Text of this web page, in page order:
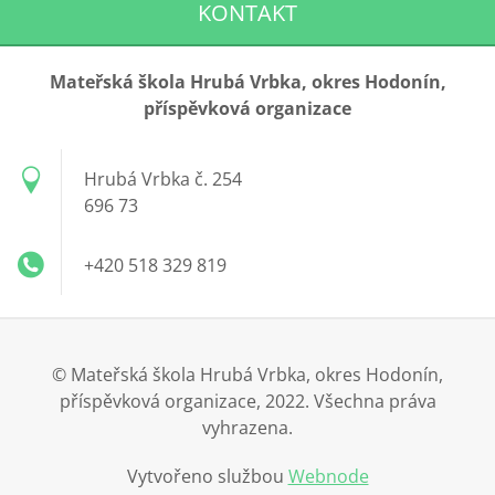
KONTAKT
Mateřská škola Hrubá Vrbka, okres Hodonín,
příspěvková organizace
Hrubá Vrbka č. 254
696 73
+420 518 329 819
© Mateřská škola Hrubá Vrbka, okres Hodonín,
příspěvková organizace, 2022. Všechna práva
vyhrazena.
Vytvořeno službou Webnode